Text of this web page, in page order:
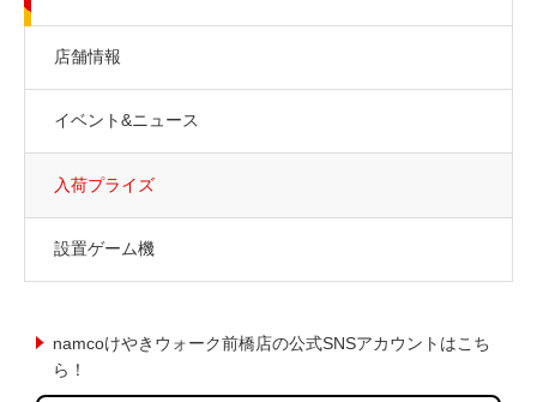
店舗情報
イベント&ニュース
入荷プライズ
設置ゲーム機
namcoけやきウォーク前橋店の公式SNSアカウントはこち
ら！